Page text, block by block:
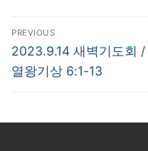
글
탐
색
PREVIOUS
Previous
post:
2023.9.14 새벽기도회 /
열왕기상 6:1-13